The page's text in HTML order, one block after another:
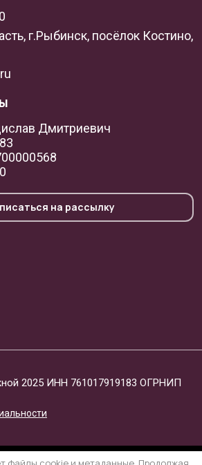
г.Рыбинск, посёлок Костино,
Дмитриевич
на рассылку
2025 ИНН 761017919183 ОГРНИП